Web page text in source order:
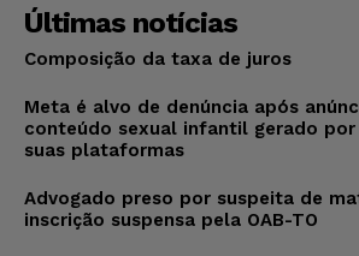
Últimas notícias
Composição da taxa de juros
Meta é alvo de denúncia após
conteúdo sexual infantil gerado por
suas plataformas
Advogado preso por suspeita de
inscrição suspensa pela OAB-TO